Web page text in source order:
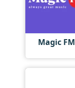
Magic FM